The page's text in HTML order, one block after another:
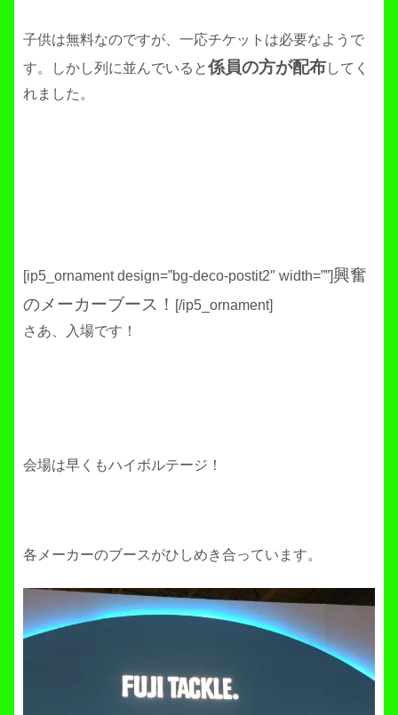
子供は無料なのですが、一応チケットは必要なようで
す。しかし列に並んでいると係員の方が配布してく
れました。
[ip5_ornament design=”bg-deco-postit2″ width=””]興奮
のメーカーブース！ [/ip5_ornament]
さあ、入場です！
会場は早くもハイボルテージ！
各メーカーのブースがひしめき合っています。